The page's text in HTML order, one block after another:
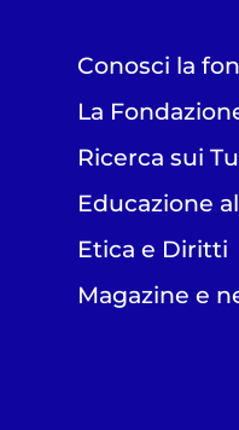
Conosci la
La
Ricerca sui
Educazione
Etica e Diritti
Magazine e